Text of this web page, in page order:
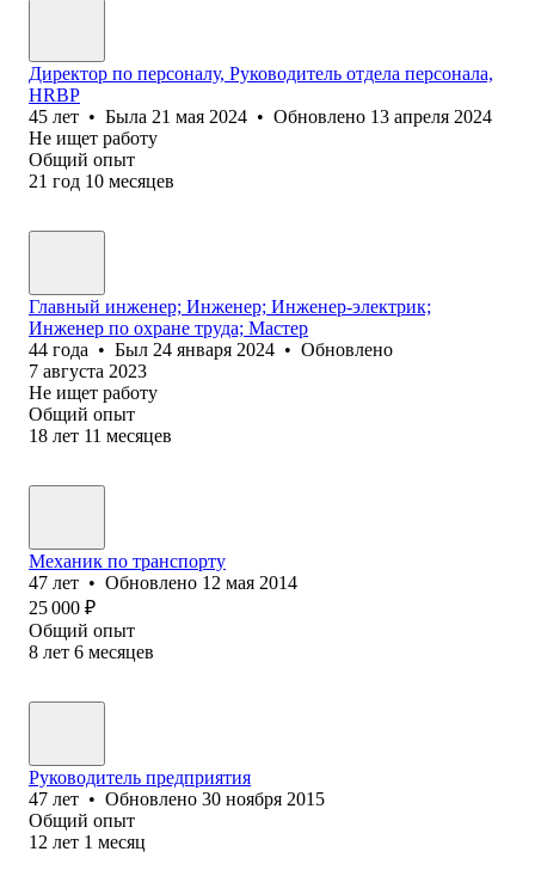
Директор по персоналу, Руководитель отдела персонала,
HRBP
45 лет • Была 21 мая 2024 • Обновлено 13 апреля 2024
Не ищет работу
Общий опыт
21 год 10 месяцев
Главный инженер; Инженер; Инженер-электрик;
Инженер по охране труда; Мастер
44 года • Был 24 января 2024 • Обновлено
7 августа 2023
Не ищет работу
Общий опыт
18 лет 11 месяцев
Механик по транспорту
47 лет • Обновлено 12 мая 2014
25 000 ₽
Общий опыт
8 лет 6 месяцев
Руководитель предприятия
47 лет • Обновлено 30 ноября 2015
Общий опыт
12 лет 1 месяц